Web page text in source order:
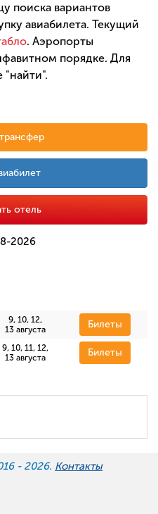
поиска вариантов
авиабилета. Текущий
. Аэропорты
порядке. Для
"найти".
отель
2026
9, 10, 12,
13 августа
Билеты
9, 10, 11, 12,
13 августа
Билеты
- 2026. Контакты